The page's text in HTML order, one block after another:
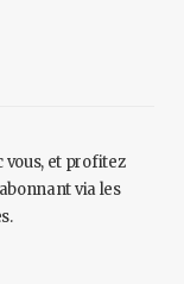
vous, et profitez
via les